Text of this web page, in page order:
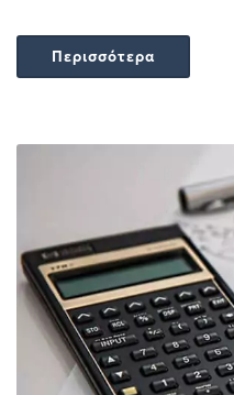
Περισσότερα